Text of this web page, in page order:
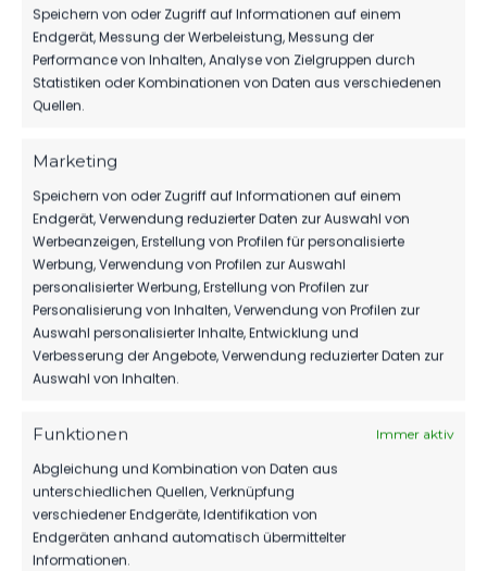
Speichern von oder Zugriff auf Informationen auf einem
Endgerät, Messung der Werbeleistung, Messung der
Performance von Inhalten, Analyse von Zielgruppen durch
Statistiken oder Kombinationen von Daten aus verschiedenen
Quellen.
Marketing
Speichern von oder Zugriff auf Informationen auf einem
Endgerät, Verwendung reduzierter Daten zur Auswahl von
Werbeanzeigen, Erstellung von Profilen für personalisierte
Werbung, Verwendung von Profilen zur Auswahl
personalisierter Werbung, Erstellung von Profilen zur
Personalisierung von Inhalten, Verwendung von Profilen zur
Auswahl personalisierter Inhalte, Entwicklung und
Verbesserung der Angebote, Verwendung reduzierter Daten zur
Auswahl von Inhalten.
Funktionen Immer aktiv
Abgleichung und Kombination von Daten aus
unterschiedlichen Quellen, Verknüpfung
verschiedener Endgeräte, Identifikation von
Endgeräten anhand automatisch übermittelter
Informationen.
FSV 63 Luckenwalde C-
Jugend vs 1. FFC Turbine
Potsdam (w.)
31. Mai 2025
Ähnlicher Beitrag
OFFIZIELLE VEREINSSEITE
DEIN HEIMSPIEL. DEIN FSV.
Tickets, Spielplan, News und Vereinsinfos – alles